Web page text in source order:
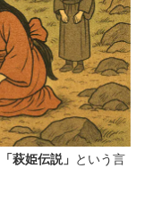
「萩姫伝説」 という言